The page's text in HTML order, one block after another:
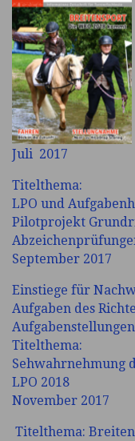
Juli 2017
Titelthema:
LPO und
Pilotprojekt
September 2017
Einstiege für
Aufgaben des
Titelthema:
Sehwahrnehmung
LPO 2018
November 2017
Titelthema: